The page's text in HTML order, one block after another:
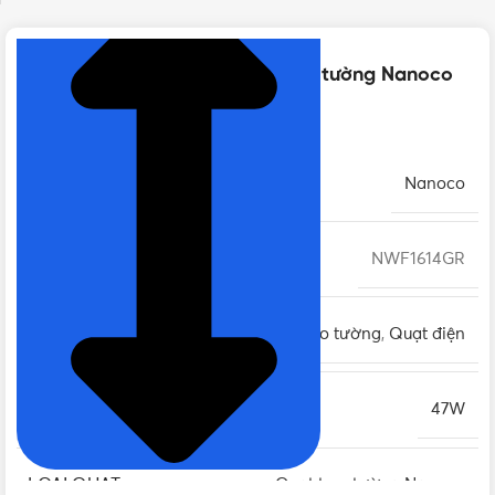
Thông số kỹ thuật của Quạt treo tường Nanoco
NWF1614GR 47W, Xám, dây giật
Nanoco
NWF1614GR
Quạt Nanoco,Quạt treo tường, Quạt điện
CÔNG SUẤT 47W
LOẠI QUẠT Quạt treo tường Nanoco